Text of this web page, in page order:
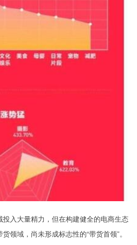
入大量精力，但在构建健全的电商生态
领域，尚未形成标志性的“带货首领”。